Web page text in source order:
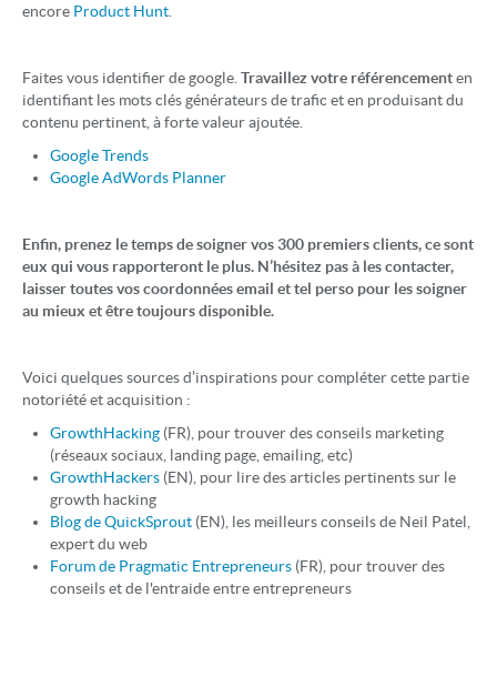
encore Product Hunt.
Faites vous identifier de google.Travaillez votre référencementen
identifiant les mots clés générateurs de trafic et en produisant du
contenu pertinent, à forte valeur ajoutée.
Google Trends
Google AdWords Planner
Enfin, prenez le temps de soigner vos 300 premiers clients, ce sont
eux qui vous rapporteront le plus. N’hésitez pas à les contacter,
laisser toutes vos coordonnées email et tel perso pour les soigner
au mieux et être toujours disponible.
Voici quelques sources d’inspirations pour compléter cette partie
notoriété et acquisition :
GrowthHacking (FR), pour trouver des conseils marketing
(réseaux sociaux, landing page, emailing, etc)
GrowthHackers (EN), pour lire des articles pertinents sur le
growth hacking
Blog de QuickSprout (EN), les meilleurs conseils de Neil Patel,
expert du web
Forum de Pragmatic Entrepreneurs (FR), pour trouver des
conseils et de l'entraide entre entrepreneurs